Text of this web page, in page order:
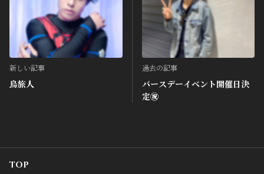
新しい記事
烏旅人
過去の記事
バースデーイベント開催日決
定㊗️
TOP